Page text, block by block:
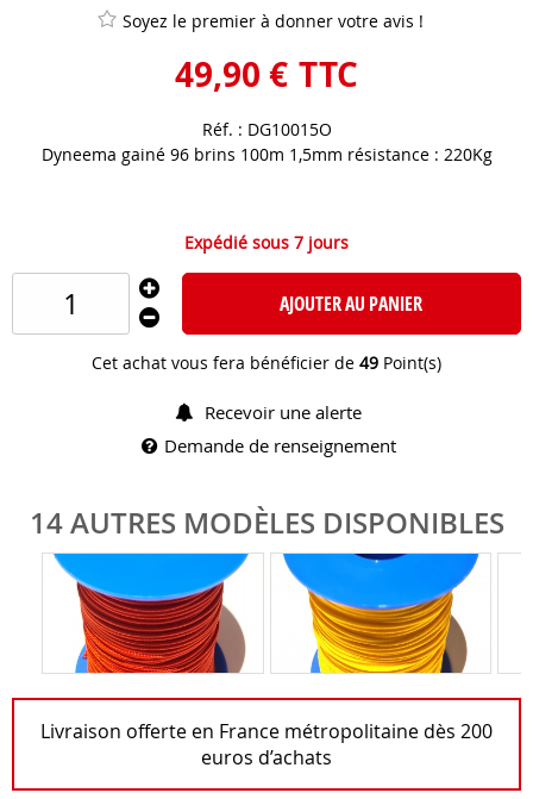
Soyez le premier à donner votre avis !
49,90 € TTC
Réf. : DG10015O
Dyneema gainé 96 brins 100m 1,5mm résistance : 220Kg
Expédié sous 7 jours
AJOUTER AU PANIER
Cet achat vous fera bénéficier de 49 Point(s)
Recevoir une alerte
Demande de renseignement
Livraison offerte en France métropolitaine dès 200
euros d’achats
14 AUTRES MODÈLES DISPONIBLES